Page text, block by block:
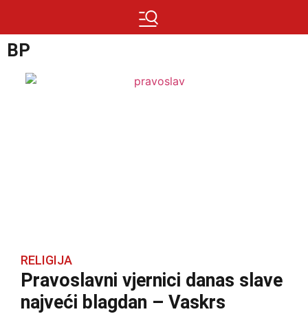
BP
RELIGIJA
Pravoslavni vjernici danas slave
najveći blagdan – Vaskrs